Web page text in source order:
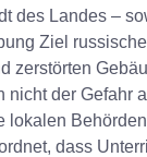
des Landes –
Ziel
zerstörten
nicht der Gefahr
lokalen
dass